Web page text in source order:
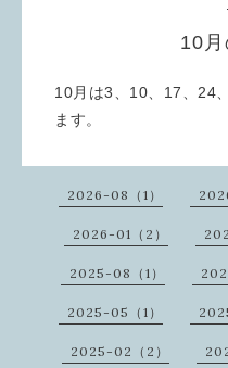
10
10月は3、10、17、24
ます。
2026-08（1）
2026-01（2）
2025-08（1）
2025-05（1）
2025-02（2）